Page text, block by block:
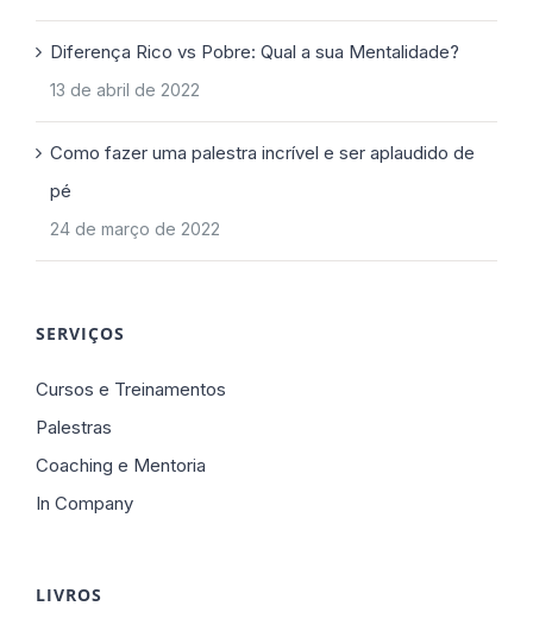
Diferença Rico vs Pobre: Qual a sua Mentalidade?
13 de abril de 2022
Como fazer uma palestra incrível e ser aplaudido de
pé
24 de março de 2022
SERVIÇOS
Cursos e Treinamentos
Palestras
Coaching e Mentoria
In Company
LIVROS